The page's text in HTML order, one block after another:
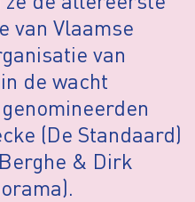
van Vlaamse
van
de wacht
(De Standaard)
& Dirk